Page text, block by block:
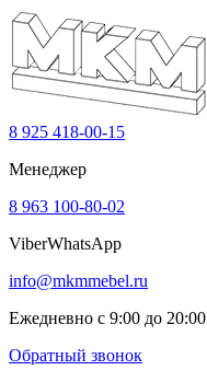
8 925 418-00-15
Менеджер
8 963 100-80-02
ViberWhatsApp
info@mkmmebel.ru
Ежедневно с 9:00 до 20:00
Обратный звонок